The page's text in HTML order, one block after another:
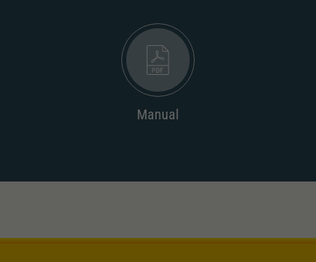
Manual
generierte ID, für die historische Speicherung
Ihrer vorgenommen Einstellungen, falls der
Webseiten-Betreiber dies eingestellt hat.